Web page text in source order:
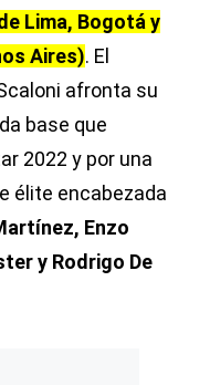
Lima, Bogotá y
Aires). El
afronta su
base que
2022 y por una
élite encabezada
Enzo
y Rodrigo De